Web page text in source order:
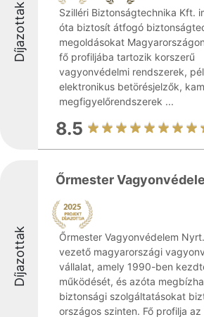
Díjazottak
Szilléri Biztonságtechnika Kft.
óta biztosít átfogó
megoldásokat
fő profiljába tartozik korszerű
vagyonvédelmi rendszerek,
elektronikus betörésjelzők,
megfigyelőrendszerek ...
8.5
Díjazottak
Őrmester
Őrmester Vagyonvédelem
vezető magyarországi
vállalat, amely 1990-ben
működését, és azóta
biztonsági szolgáltatásokat
országos szinten. Fő profilja az